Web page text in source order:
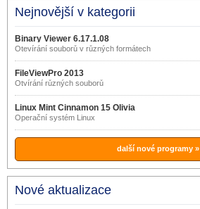
Nejnovější v kategorii
Binary Viewer 6.17.1.08
Otevírání souborů v různých formátech
FileViewPro 2013
Otvírání různých souborů
Linux Mint Cinnamon 15 Olivia
Operační systém Linux
další nové programy »
Nové aktualizace